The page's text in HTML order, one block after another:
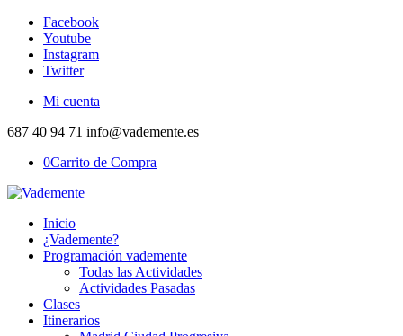
Facebook
Youtube
Instagram
Twitter
Mi cuenta
687 40 94 71 info@vademente.es
0Carrito de Compra
Inicio
¿Vademente?
Programación vademente
Todas las Actividades
Actividades Pasadas
Clases
Itinerarios